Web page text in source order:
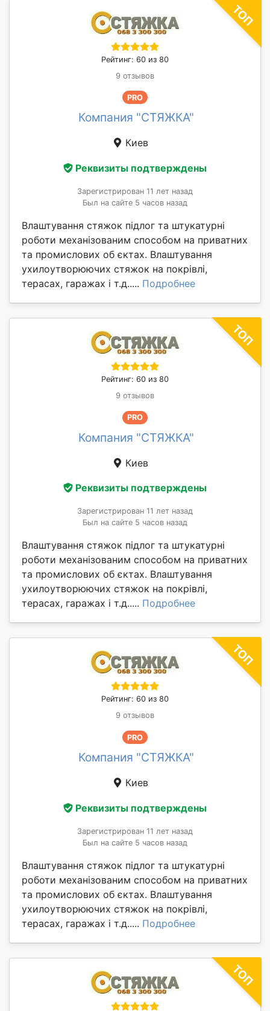
Рейтинг: 60 из 80
9 отзывов
PRO
Компания "СТЯЖКА"
Киев
Реквизиты подтверждены
Зарегистрирован 11 лет назад
Был на сайте 5 часов назад
Влаштування стяжок підлог та штукатурні
роботи механізованим способом на приватних
та промислових об єктах. Влаштування
ухилоутворюючих стяжок на покрівлі,
терасах, гаражах і т.д..... Подробнее
Рейтинг: 60 из 80
9 отзывов
PRO
Компания "СТЯЖКА"
Киев
Реквизиты подтверждены
Зарегистрирован 11 лет назад
Был на сайте 5 часов назад
Влаштування стяжок підлог та штукатурні
роботи механізованим способом на приватних
та промислових об єктах. Влаштування
ухилоутворюючих стяжок на покрівлі,
терасах, гаражах і т.д..... Подробнее
Рейтинг: 60 из 80
9 отзывов
PRO
Компания "СТЯЖКА"
Киев
Реквизиты подтверждены
Зарегистрирован 11 лет назад
Был на сайте 5 часов назад
Влаштування стяжок підлог та штукатурні
роботи механізованим способом на приватних
та промислових об єктах. Влаштування
ухилоутворюючих стяжок на покрівлі,
терасах, гаражах і т.д..... Подробнее